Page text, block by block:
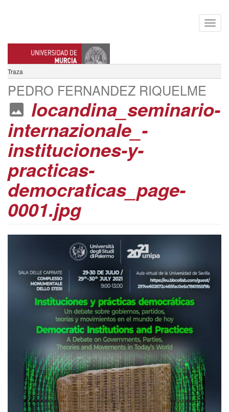
PEDRO FERNANDEZ RIQUELME
Traza
locandina_seminario-
internazionale_-
instituciones-y-
practicas-
democraticas_page-
0001.jpg